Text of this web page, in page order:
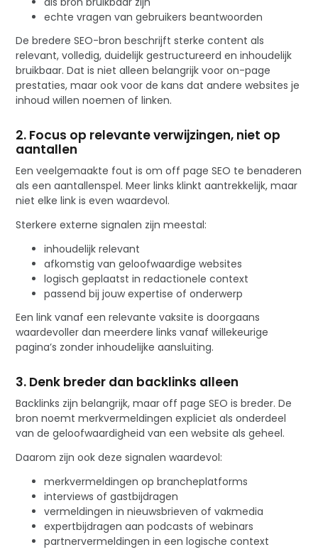
echte vragen van gebruikers beantwoorden
De bredere SEO-bron beschrijft sterke content als
relevant, volledig, duidelijk gestructureerd en inhoudelijk
bruikbaar. Dat is niet alleen belangrijk voor on-page
prestaties, maar ook voor de kans dat andere websites je
inhoud willen noemen of linken.
2. Focus op relevante verwijzingen, niet op
aantallen
Een veelgemaakte fout is om off page SEO te benaderen
als een aantallenspel. Meer links klinkt aantrekkelijk, maar
niet elke link is even waardevol.
Sterkere externe signalen zijn meestal:
inhoudelijk relevant
afkomstig van geloofwaardige websites
logisch geplaatst in redactionele context
passend bij jouw expertise of onderwerp
Een link vanaf een relevante vaksite is doorgaans
waardevoller dan meerdere links vanaf willekeurige
pagina’s zonder inhoudelijke aansluiting.
3. Denk breder dan backlinks alleen
Backlinks zijn belangrijk, maar off page SEO is breder. De
bron noemt merkvermeldingen expliciet als onderdeel
van de geloofwaardigheid van een website als geheel.
Daarom zijn ook deze signalen waardevol:
merkvermeldingen op brancheplatforms
interviews of gastbijdragen
vermeldingen in nieuwsbrieven of vakmedia
expertbijdragen aan podcasts of webinars
partnervermeldingen in een logische context